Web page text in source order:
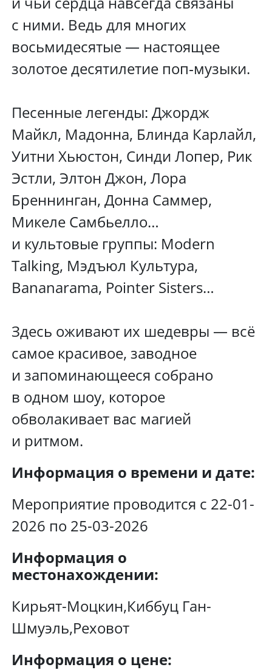
с ними. Ведь для многих
восьмидесятые — настоящее
золотое десятилетие поп‑музыки.
Песенные легенды: Джордж
Майкл, Мадонна, Блинда Карлайл,
Уитни Хьюстон, Синди Лопер, Рик
Эстли, Элтон Джон, Лора
Бреннинган, Донна Саммер,
Микеле Самбьелло…
и культовые группы: Modern
Talking, Мэдъюл Культура,
Bananarama, Pointer Sisters…
Здесь оживают их шедевры — всё
самое красивое, заводное
и запоминающееся собрано
в одном шоу, которое
обволакивает вас магией
и ритмом.
Информация о времени и дате:
Мероприятие проводится с 22-01-
2026 по 25-03-2026
Информация о
местонахождении:
Кирьят-Моцкин,Киббуц Ган-
Шмуэль,Реховот
Информация о цене: